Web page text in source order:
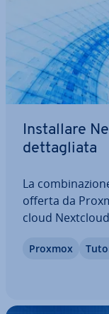
In­stal­la­re
det­ta­glia­ta
La
offerta da
cloud
dati. Questa
Proxmox